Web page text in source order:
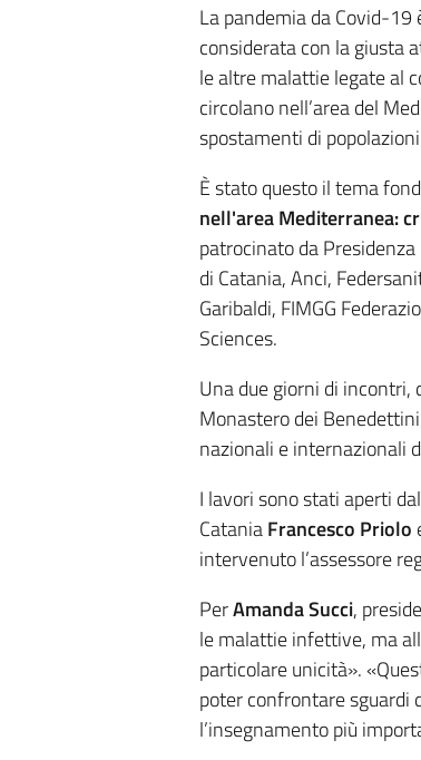
La pandemia da Covid-19
considerata con la giusta
le altre malattie legate al
circolano nell’area del
spostamenti di
È stato questo il tema
nell'area Mediterranea:
patrocinato da
di Catania, Anci,
Garibaldi, FIMGG
Sciences.
Una due giorni di incontri,
Monastero dei
nazionali e internazionali
I lavori sono stati aperti
CataniaFrancesco Priolo
intervenuto l’assessore
PerAmanda Succi,
le malattie infettive, ma
particolare unicità».
poter confrontare sguardi
l’insegnamento più